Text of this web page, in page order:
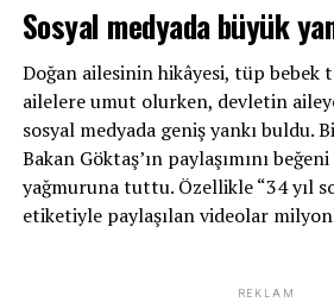
Sosyal medyada büyük
Doğan ailesinin hikâyesi, tüp bebek
ailelere umut olurken, devletin
sosyal medyada geniş yankı buldu.
Bakan Göktaş’ın paylaşımını
yağmuruna tuttu. Özellikle “34 yıl
etiketiyle paylaşılan videolar
REKLAM